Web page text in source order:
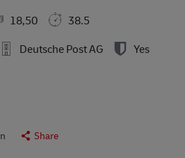
18,50
38.5
Deutsche Post AG Yes
Share